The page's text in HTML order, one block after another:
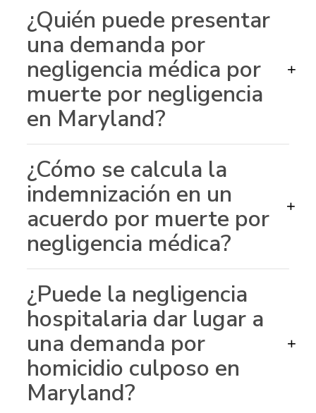
¿Quién puede presentar
una demanda por
negligencia médica por
muerte por negligencia
en Maryland?
+
¿Cómo se calcula la
indemnización en un
acuerdo por muerte por
negligencia médica?
+
¿Puede la negligencia
hospitalaria dar lugar a
una demanda por
homicidio culposo en
Maryland?
+